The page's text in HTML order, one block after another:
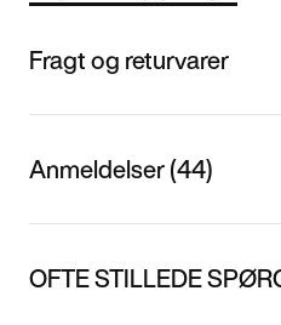
Fragt og returvarer
Anmeldelser (44)
OFTE STILLEDE